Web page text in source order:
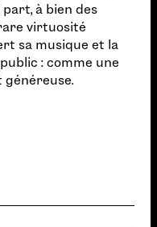
à bien des
virtuosité
sa musique et la
: comme une
généreuse.